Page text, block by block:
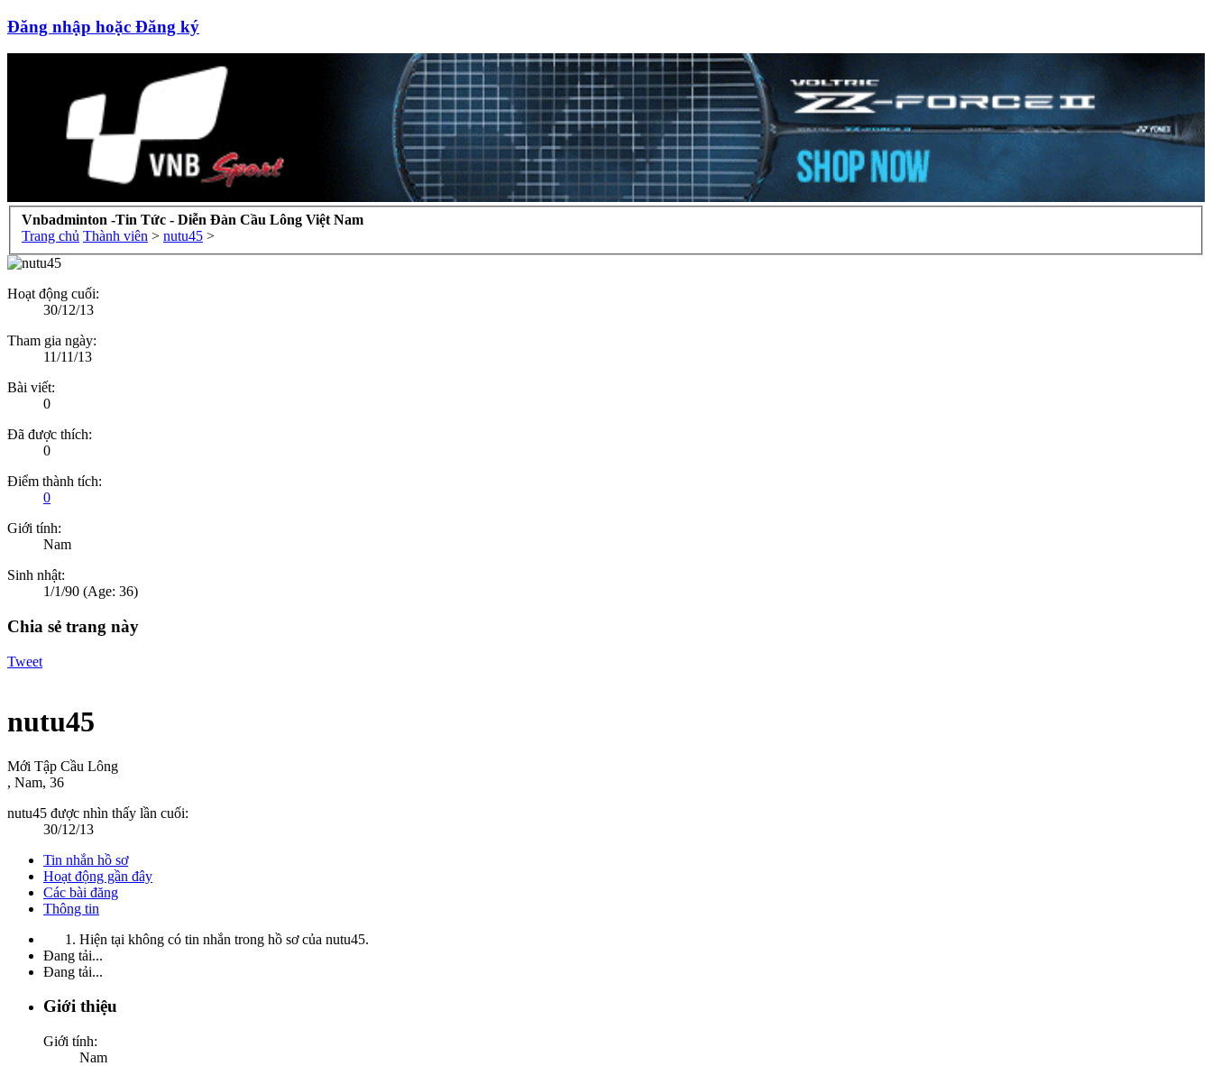
Đăng nhập hoặc Đăng ký
Vnbadminton -Tin Tức - Diễn Đàn Cầu Lông Việt Nam
Trang chủ Thành viên > nutu45 >
Hoạt động cuối:
30/12/13
Tham gia ngày:
11/11/13
Bài viết:
0
Đã được thích:
0
Điểm thành tích:
0
Giới tính:
Nam
Sinh nhật:
1/1/90 (Age: 36)
Chia sẻ trang này
Tweet
nutu45
Mới Tập Cầu Lông
, Nam, 36
nutu45 được nhìn thấy lần cuối:
30/12/13
Tin nhắn hồ sơ
Hoạt động gần đây
Các bài đăng
Thông tin
Hiện tại không có tin nhắn trong hồ sơ của nutu45.
Đang tải...
Đang tải...
Giới thiệu
Giới tính:
Nam